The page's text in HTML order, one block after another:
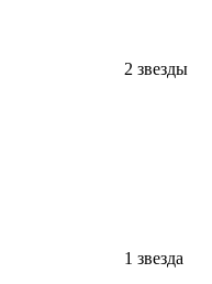
2 звезды
1 звезда